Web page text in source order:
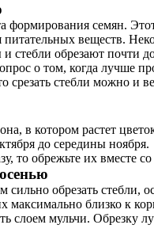
формирования семян.
веществ.
стебли обрезают почти
о том, когда лучше
срезать стебли можно и
в котором растет
до середины ноября.
то обрежьте их вместе
сильно обрезать
максимально близко
слоем мульчи. Обрезку